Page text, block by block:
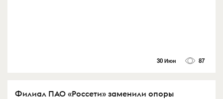
30 Июн 87
Филиал ПАО «Россети» заменили опоры